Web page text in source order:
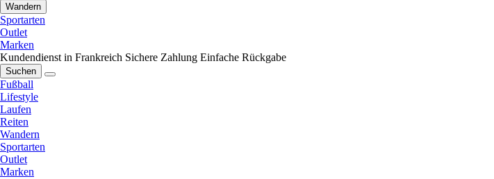
Wandern
Sportarten
Outlet
Marken
Kundendienst in Frankreich Sichere Zahlung Einfache Rückgabe
Suchen
Fußball
Lifestyle
Laufen
Reiten
Wandern
Sportarten
Outlet
Marken